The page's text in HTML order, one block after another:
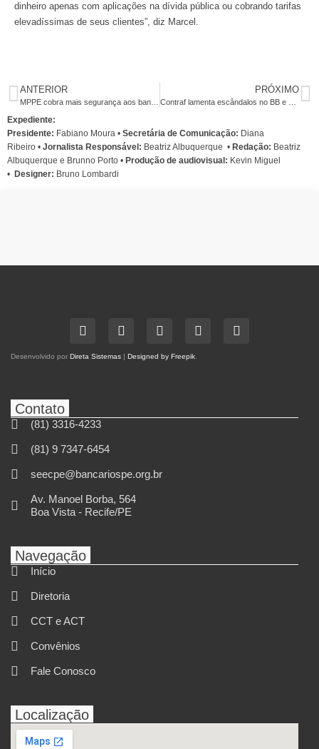
dinheiro apenas com aplicações na dívida pública ou cobrando tarifas
elevadíssimas de seus clientes”, diz Marcel.
ANTERIOR PRÓXIMO
Expediente:
Presidente: Fabiano Moura • Secretária de Comunicação: Diana
Ribeiro • Jornalista Responsável: Beatriz Albuquerque • Redação: Beatriz
Albuquerque e Brunno Porto • Produção de audiovisual: Kevin Miguel
• Designer: Bruno Lombardi
Desenvolvido por Direta Sistemas | Designed by Freepik
Contato
(81) 3316-4233
(81) 9 7347-6454
seecpe@bancariospe.org.br
Av. Manoel Borba, 564
Boa Vista - Recife/PE
Navegação
Início
Diretoria
CCT e ACT
Convênios
Fale Conosco
Localização